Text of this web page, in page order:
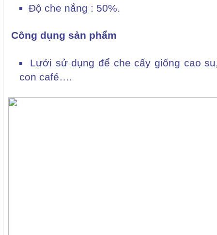
Độ che nắng : 50%.
Công dụng sản phẩm
Lưới sử dụng để che cấy giống cao
con café….